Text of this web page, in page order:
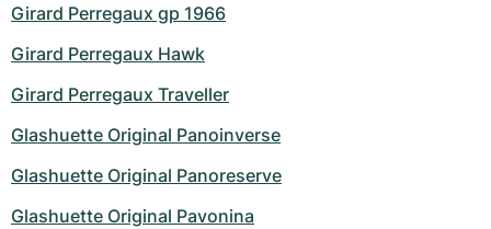
Girard Perregaux gp 1966
Girard Perregaux Hawk
Girard Perregaux Traveller
Glashuette Original Panoinverse
Glashuette Original Panoreserve
Glashuette Original Pavonina